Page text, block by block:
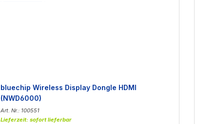
bluechip Wireless Display Dongle HDMI
(NWD6000)
Art. Nr.: 100551
Lieferzeit: sofort lieferbar